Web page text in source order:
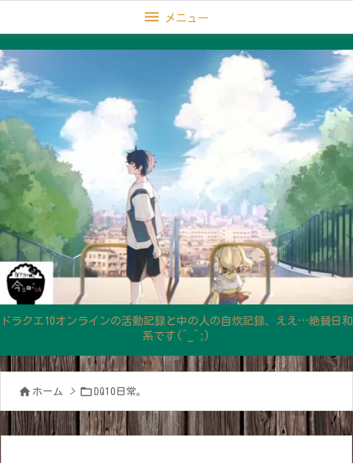
メニュー
ドラクエ10オンラインの活動記録と中の人の自炊記録、ええ…絶賛日和
系です(^_^;)
 ホーム >  DQ10日常。